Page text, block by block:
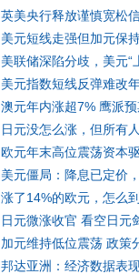
英美央行释放谨慎宽松
美元短线走强但加元保
美联储深陷分歧，美元“
美元指数短线反弹难改
澳元年内涨超7% 鹰派
日元没怎么涨，但所有
欧元年末高位震荡资本
美元僵局：降息已定价
涨了14%的欧元，怎么
日元微涨收官 看空日元
加元维持低位震荡 政策
邦达亚洲：经济数据表